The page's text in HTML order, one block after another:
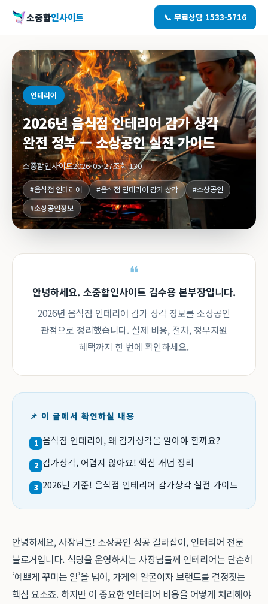
소중함인사이트 📞 무료상담 1533-5716
인테리어
2026년 음식점 인테리어 감가 상각
완전 정복 — 소상공인 실전 가이드
소중함인사이트2026-05-27조회 130
#음식점 인테리어 #음식점 인테리어 감가 상각
#소상공인
#소상공인정보
안녕하세요. 소중함인사이트 김수용 본부장입니다.
2026년 음식점 인테리어 감가 상각 정보를 소상공인
관점으로 정리했습니다. 실제 비용, 절차, 정부지원
혜택까지 한 번에 확인하세요.
📌 이 글에서 확인하실 내용
1 음식점 인테리어, 왜 감가상각을 알아야 할까요?
2 감가상각, 어렵지 않아요! 핵심 개념 정리
3 2026년 기준! 음식점 인테리어 감가상각 실전 가이드
안녕하세요, 사장님들! 소상공인 성공 길라잡이, 인테리어 전문
블로거입니다. 식당을 운영하시는 사장님들께 인테리어는 단순히
‘예쁘게 꾸미는 일’을 넘어, 가게의 얼굴이자 브랜드를 결정짓는
핵심 요소죠. 하지만 이 중요한 인테리어 비용을 어떻게 처리해야